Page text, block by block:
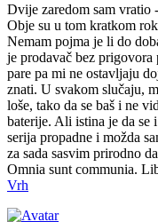
Dvije zaredom sam vratio
Obje su u tom kratkom
Nemam pojma je li do
je prodavač bez
pare pa mi ne ostavljaju
znati. U svakom slučaju,
loše, tako da se baš i ne
baterije. Ali istina je da se
serija propadne i možda
za sada sasvim prirodno
Omnia sunt communia.
Vrh